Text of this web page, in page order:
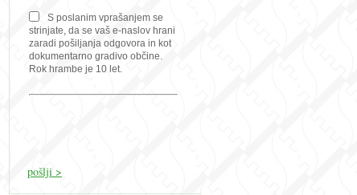
S poslanim vprašanjem se
strinjate, da se vaš e-naslov hrani
zaradi pošiljanja odgovora in kot
dokumentarno gradivo občine.
Rok hrambe je 10 let.